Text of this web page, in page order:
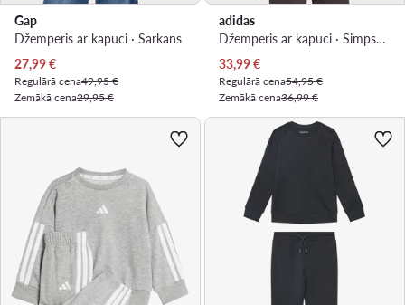
Gap
Džemperis ar kapuci · Sarkans
Pašreizējā cena
27,99€
Regulārā cena49,95 €
Zemākā cena29,95 €
adidas
Džemperis ar kapuci · Simpsoni · Zaļš
Pašreizējā cena
33,99€
Regulārā cena54,95 €
Zemākā cena36,99 €